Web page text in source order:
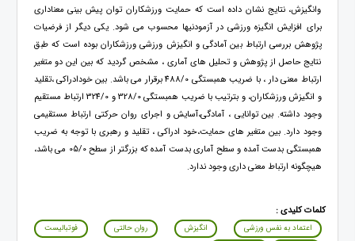
وانگیزش، نتایج نشان داده است که حمایت ورزشکاران توان پیش بینی معناداری
برای افزایش انگیزه ورزشی در آزمودنیها محسوب می شود. یکی دیگر از فرضیات
پژوهش بررسی ارتباط بین آمادگی و انگیزش ورزشی ورزشکاران بوده است که طبق
نتایج حاصل از پژوهش و تحلیل های آماری ، مشخص گردید که بین این دو متغیر
ارتباط معنی دار ، با ضریب همبستگی 488/0 برقرار می باشد. بین خودادراکی ،تقلید
و انگیزش ورزشکاران، و بترتیب با ضریب همبستگی 328/0 و 324/0 ارتباط مستقیم
وجود داشته. بین توانایی ، آمادگی،آسایش و اجرای روان حرکتی ارتباط مستقیمی
وجود دارد. بین متغیر های حمایت،خود ادراکی ، تقلید و رهبری با توجه به ضریب
همبستگی بدست آمده و سطح آماری بدست آمده که بزرگتر از سطح 05/0 می باشد،
هیچگونه ارتباط معنی داری وجود ندارد.
کلمات کلیدی :
اعتماد به نفس ورزشی انگیزش روان حالتی
فوتبالیست